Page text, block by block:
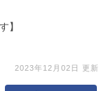
】
2023年12月02日 更新